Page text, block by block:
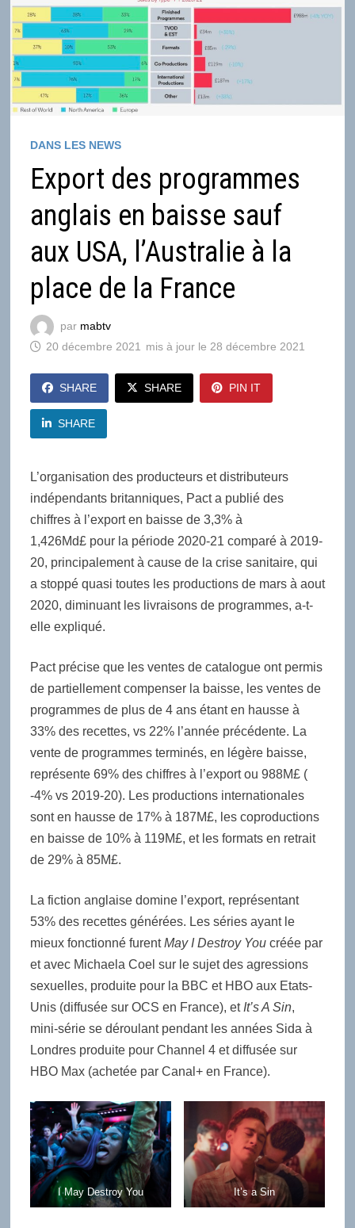
DANS LES NEWS
Export des programmes
anglais en baisse sauf
aux USA, l’Australie à la
place de la France
par mabtv
20 décembre 2021
28 décembre 2021
SHARE SHARE PIN IT
SHARE
L’organisation des producteurs et distributeurs
indépendants britanniques, Pact a publié des
chiffres à l’export en baisse de 3,3% à
1,426Md£ pour la période 2020-21 comparé à 2019-
20, principalement à cause de la crise sanitaire, qui
a stoppé quasi toutes les productions de mars à aout
2020, diminuant les livraisons de programmes, a-t-
elle expliqué.
Pact précise que les ventes de catalogue ont permis
de partiellement compenser la baisse, les ventes de
programmes de plus de 4 ans étant en hausse à
33% des recettes, vs 22% l’année précédente. La
vente de programmes terminés, en légère baisse,
représente 69% des chiffres à l’export ou 988M£ (
-4% vs 2019-20). Les productions internationales
sont en hausse de 17% à 187M£, les coproductions
en baisse de 10% à 119M£, et les formats en retrait
de 29% à 85M£.
La fiction anglaise domine l’export, représentant
53% des recettes générées. Les séries ayant le
mieux fonctionné furentMay I Destroy Youcréée par
et avec Michaela Coel sur le sujet des agressions
sexuelles, produite pour la BBC et HBO aux Etats-
Unis (diffusée sur OCS en France), etIt’s A Sin,
mini-série se déroulant pendant les années Sida à
Londres produite pour Channel 4 et diffusée sur
HBO Max (achetée par Canal+ en France).
I May Destroy You It’s a Sin